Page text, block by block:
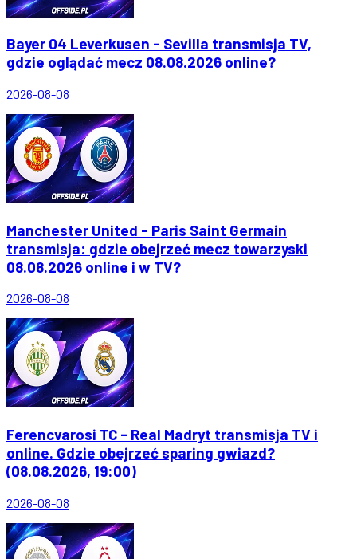
Bayer 04 Leverkusen - Sevilla transmisja TV,
gdzie oglądać mecz 08.08.2026 online?
2026-08-08
Manchester United - Paris Saint Germain
transmisja: gdzie obejrzeć mecz towarzyski
08.08.2026 online i w TV?
2026-08-08
Ferencvarosi TC - Real Madryt transmisja TV i
online. Gdzie obejrzeć sparing gwiazd?
(08.08.2026, 19:00)
2026-08-08